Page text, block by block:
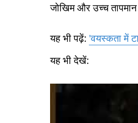
जोखिम और उच्च
यह भी पढ़ें: 'वयस्कता में
यह भी देखें: